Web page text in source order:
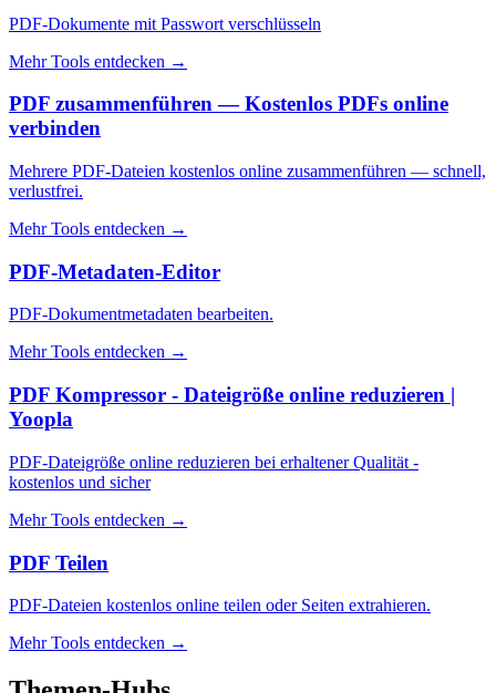
PDF-Dokumente mit Passwort verschlüsseln
Mehr Tools entdecken →
PDF zusammenführen — Kostenlos PDFs online
verbinden
Mehrere PDF-Dateien kostenlos online zusammenführen — schnell,
verlustfrei.
Mehr Tools entdecken →
PDF-Metadaten-Editor
PDF-Dokumentmetadaten bearbeiten.
Mehr Tools entdecken →
PDF Kompressor - Dateigröße online reduzieren |
Yoopla
PDF-Dateigröße online reduzieren bei erhaltener Qualität -
kostenlos und sicher
Mehr Tools entdecken →
PDF Teilen
PDF-Dateien kostenlos online teilen oder Seiten extrahieren.
Mehr Tools entdecken →